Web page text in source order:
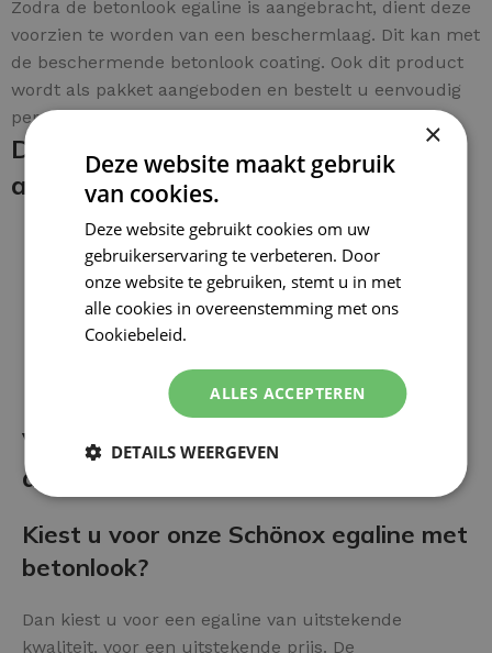
Zodra de betonlook egaline is aangebracht, dient deze
voorzien te worden van een beschermlaag. Dit kan met
de beschermende betonlook coating. Ook dit product
wordt als pakket aangeboden en bestelt u eenvoudig
per m².
De betonlook egaline en coating
aanbrengen:
Voor- en nadelen van het
afwerken met Betonlook Egaline:
Kiest u voor onze Schönox egaline met
betonlook?
Dan kiest u voor een egaline van uitstekende
kwaliteit, voor een uitstekende prijs. De
×
Deze website maakt gebruik
van cookies.
Deze website gebruikt cookies om uw
gebruikerservaring te verbeteren. Door
onze website te gebruiken, stemt u in met
alle cookies in overeenstemming met ons
Cookiebeleid.
ALLES ACCEPTEREN
DETAILS WEERGEVEN